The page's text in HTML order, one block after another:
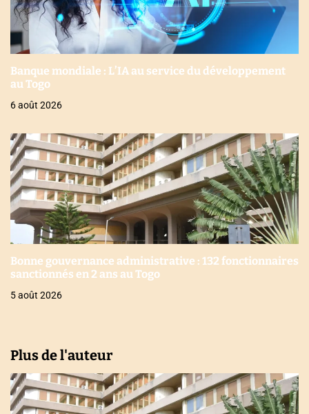
Banque mondiale : L’IA au service du développement
au Togo
6 août 2026
Bonne gouvernance administrative : 132 fonctionnaires
sanctionnés en 2 ans au Togo
5 août 2026
Plus de l'auteur